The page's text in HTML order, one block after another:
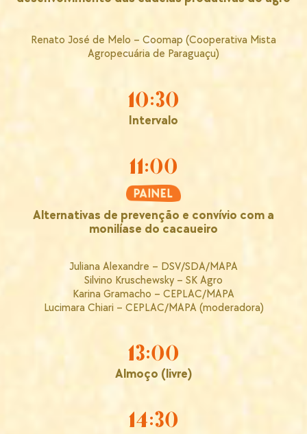
Renato José de Melo – Coomap (Cooperativa Mista
Agropecuária de Paraguaçu)
10:30
Intervalo
11:00
Alternativas de prevenção e convívio com a
monilíase do cacaueiro
Juliana Alexandre – DSV/SDA/MAPA
Silvino Kruschewsky – SK Agro
Karina Gramacho – CEPLAC/MAPA
Lucimara Chiari – CEPLAC/MAPA (moderadora)
13:00
Almoço (livre)
14:30